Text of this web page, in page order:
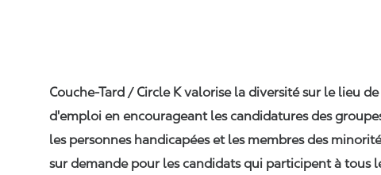
Couche-Tard / Circle K valorise la diversité sur le lieu
d'emploi en encourageant les candidatures des
les personnes handicapées et les membres des
sur demande pour les candidats qui participent à tous